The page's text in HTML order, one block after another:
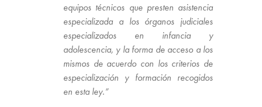
equipos técnicos que presten asistencia
especializada a los órganos judiciales
especializados en infancia y
adolescencia, y la forma de acceso a los
mismos de acuerdo con los criterios de
especialización y formación recogidos
en esta ley.”